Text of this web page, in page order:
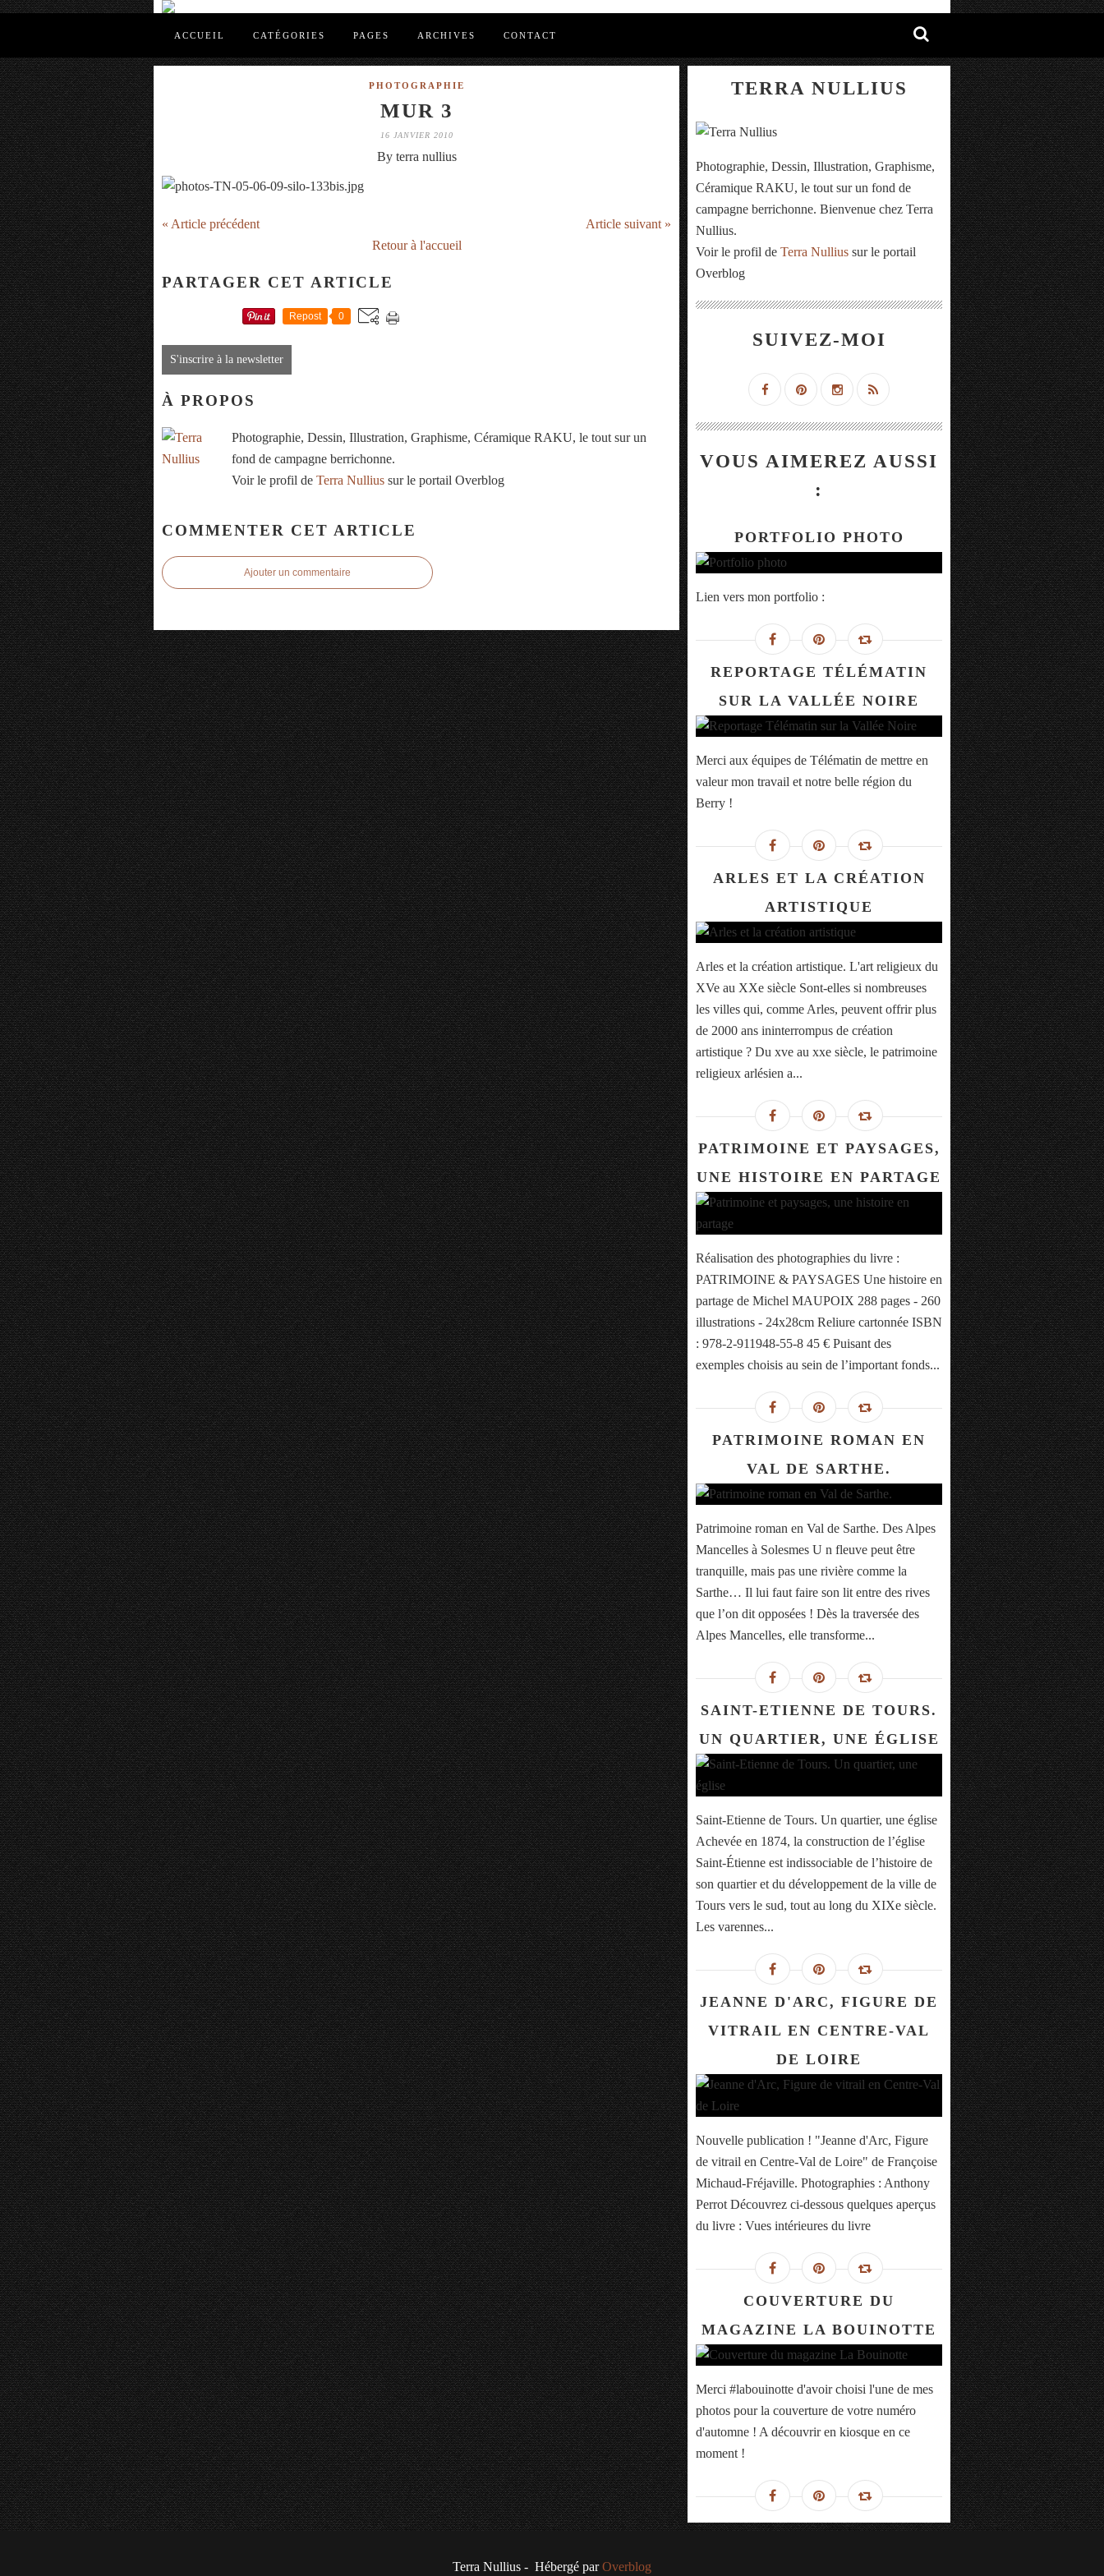
ACCUEIL CATÉGORIES PAGES ARCHIVES CONTACT
PHOTOGRAPHIE
MUR 3
16 JANVIER 2010
By terra nullius
« Article précédent
Article suivant »
Retour à l'accueil
PARTAGER CET ARTICLE
Repost 0
S'inscrire à la newsletter
À PROPOS
Photographie, Dessin, Illustration, Graphisme, Céramique RAKU, le tout sur un
fond de campagne berrichonne.
Voir le profil de Terra Nullius sur le portail Overblog
COMMENTER CET ARTICLE
Ajouter un commentaire
TERRA NULLIUS
Photographie, Dessin, Illustration, Graphisme,
Céramique RAKU, le tout sur un fond de
campagne berrichonne. Bienvenue chez Terra
Nullius.
Voir le profil de Terra Nullius sur le portail
Overblog
SUIVEZ-MOI
VOUS AIMEREZ AUSSI
:
PORTFOLIO PHOTO
Lien vers mon portfolio :
REPORTAGE TÉLÉMATIN
SUR LA VALLÉE NOIRE
Merci aux équipes de Télématin de mettre en
valeur mon travail et notre belle région du
Berry !
ARLES ET LA CRÉATION
ARTISTIQUE
Arles et la création artistique. L'art religieux du
XVe au XXe siècle Sont-elles si nombreuses
les villes qui, comme Arles, peuvent offrir plus
de 2000 ans ininterrompus de création
artistique ? Du xve au xxe siècle, le patrimoine
religieux arlésien a...
PATRIMOINE ET PAYSAGES,
UNE HISTOIRE EN PARTAGE
Réalisation des photographies du livre :
PATRIMOINE & PAYSAGES Une histoire en
partage de Michel MAUPOIX 288 pages - 260
illustrations - 24x28cm Reliure cartonnée ISBN
: 978-2-911948-55-8 45 € Puisant des
exemples choisis au sein de l’important fonds...
PATRIMOINE ROMAN EN
VAL DE SARTHE.
Patrimoine roman en Val de Sarthe. Des Alpes
Mancelles à Solesmes U n fleuve peut être
tranquille, mais pas une rivière comme la
Sarthe… Il lui faut faire son lit entre des rives
que l’on dit opposées ! Dès la traversée des
Alpes Mancelles, elle transforme...
SAINT-ETIENNE DE TOURS.
UN QUARTIER, UNE ÉGLISE
Saint-Etienne de Tours. Un quartier, une église
Achevée en 1874, la construction de l’église
Saint-Étienne est indissociable de l’histoire de
son quartier et du développement de la ville de
Tours vers le sud, tout au long du XIXe siècle.
Les varennes...
JEANNE D'ARC, FIGURE DE
VITRAIL EN CENTRE-VAL
DE LOIRE
Nouvelle publication ! "Jeanne d'Arc, Figure
de vitrail en Centre-Val de Loire" de Françoise
Michaud-Fréjaville. Photographies : Anthony
Perrot Découvrez ci-dessous quelques aperçus
du livre : Vues intérieures du livre
COUVERTURE DU
MAGAZINE LA BOUINOTTE
Merci #labouinotte d'avoir choisi l'une de mes
photos pour la couverture de votre numéro
d'automne ! A découvrir en kiosque en ce
moment !
Terra Nullius - Hébergé parOverblog